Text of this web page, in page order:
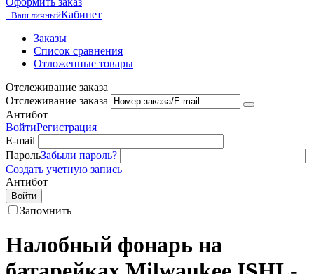
Ваш личныйКабинет
Заказы
Список сравнения
Отложенные товары
Отслеживание заказа
Отслеживание заказа
Антибот
ВойтиРегистрация
E-mail
ПарольЗабыли пароль?
Создать учетную запись
Антибот
Войти
Запомнить
Налобный фонарь на